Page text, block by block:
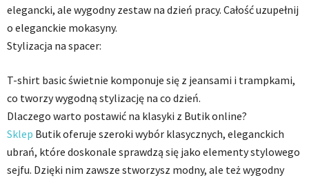
elegancki, ale wygodny zestaw na dzień pracy. Całość uzupełnij
o eleganckie mokasyny.
Stylizacja na spacer:
T-shirt basic świetnie komponuje się z jeansami i trampkami,
co tworzy wygodną stylizację na co dzień.
Dlaczego warto postawić na klasyki z Butik online?
Sklep Butik oferuje szeroki wybór klasycznych, eleganckich
ubrań, które doskonale sprawdzą się jako elementy stylowego
sejfu. Dzięki nim zawsze stworzysz modny, ale też wygodny